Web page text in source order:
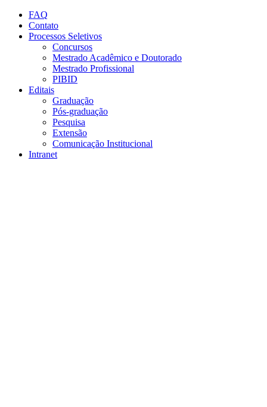
Conteúdo principal
FAQ
Contato
Processos Seletivos
Concursos
Mestrado Acadêmico e Doutorado
Mestrado Profissional
PIBID
Editais
Graduação
Pós-graduação
Pesquisa
Extensão
Comunicação Institucional
Intranet